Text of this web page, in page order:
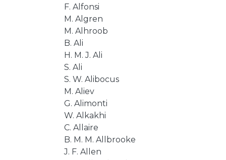
F. Alfonsi
M. Algren
M. Alhroob
B. Ali
H. M. J. Ali
S. Ali
S. W. Alibocus
M. Aliev
G. Alimonti
W. Alkakhi
C. Allaire
B. M. M. Allbrooke
J. F. Allen